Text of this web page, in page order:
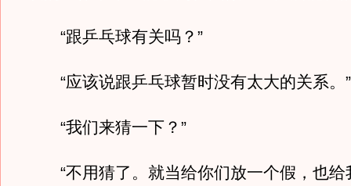
“跟乒乓球有关吗？”
“应该说跟乒乓球暂时没有太大的关系。”
“我们来猜一下？”
“不用猜了。就当给你们放一个假，也给